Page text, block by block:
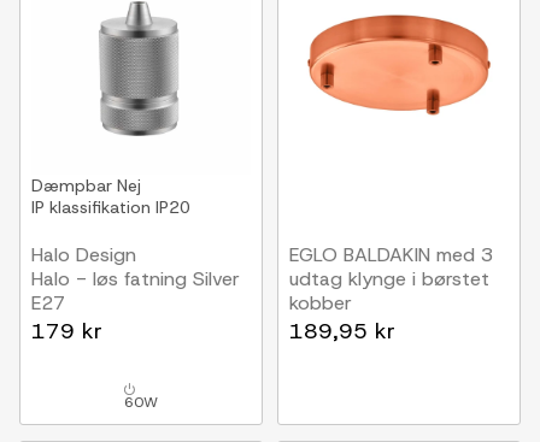
Dæmpbar Nej
IP klassifikation IP20
Halo Design
Halo - løs fatning Silver
E27
179 kr
60W
EGLO BALDAKIN med 3
udtag klynge i børstet
kobber
189,95 kr